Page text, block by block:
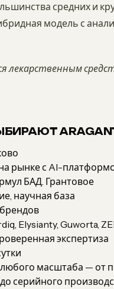
средних и
модель с
лекарственным
рынке с AI-
БАД. Грантовое
научная база
Elysianty, Guworta,
экспертиза
масштаба — от
серийного